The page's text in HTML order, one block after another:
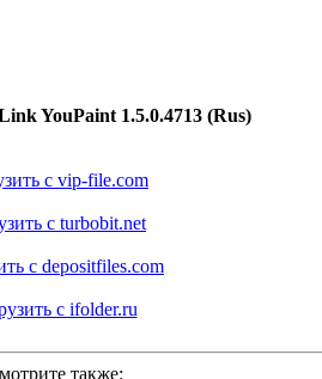
YouPaint 1.5.0.4713 (Rus)
с vip-file.com
с turbobit.net
с depositfiles.com
с ifolder.ru
также: